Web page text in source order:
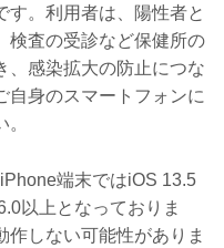
す。利用者は、陽性者と
検査の受診など保健所の
、感染拡大の防止につな
自身のスマートフォンに
端末ではiOS 13.5
以上となっておりま
しない可能性がありま